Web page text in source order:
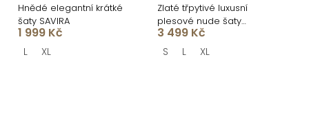
Hnědé elegantní krátké
šaty SAVIRA
1 999 Kč
L XL
Zlaté třpytivé luxusní
plesové nude šaty
ROVENSA
3 499 Kč
S L XL